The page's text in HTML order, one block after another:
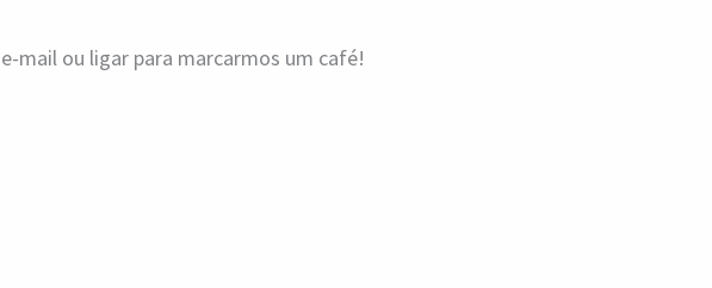
mail ou ligar para marcarmos um café!